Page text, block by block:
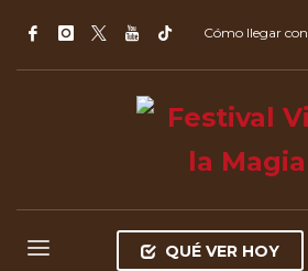
Cómo llegar con
QUÉ VER HOY